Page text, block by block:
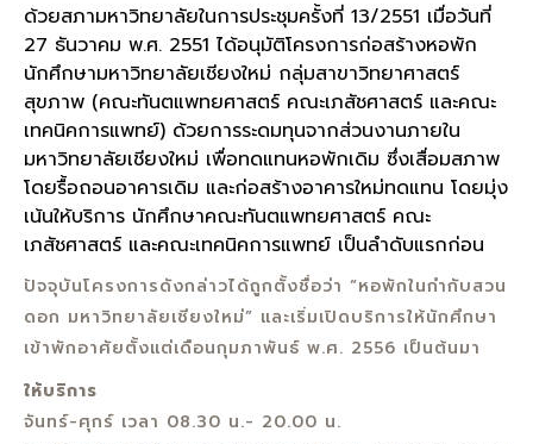
ด้วยสภามหาวิทยาลัยในการประชุมครั้งที่ 13/2551 เมื่อวันที่
27 ธันวาคม พ.ศ. 2551 ได้อนุมัติโครงการก่อสร้างหอพัก
นักศึกษามหาวิทยาลัยเชียงใหม่ กลุ่มสาขาวิทยาศาสตร์
สุขภาพ (คณะทันตแพทยศาสตร์ คณะเภสัชศาสตร์ และคณะ
เทคนิคการแพทย์) ด้วยการระดมทุนจากส่วนงานภายใน
มหาวิทยาลัยเชียงใหม่ เพื่อทดแทนหอพักเดิม ซึ่งเสื่อมสภาพ
โดยรื้อถอนอาคารเดิม และก่อสร้างอาคารใหม่ทดแทน โดยมุ่ง
เน้นให้บริการ นักศึกษาคณะทันตแพทยศาสตร์ คณะ
เภสัชศาสตร์ และคณะเทคนิคการแพทย์ เป็นลำดับแรกก่อน
ปัจจุบันโครงการดังกล่าวได้ถูกตั้งชื่อว่า “หอพักในกำกับสวน
ดอก มหาวิทยาลัยเชียงใหม่” และเริ่มเปิดบริการให้นักศึกษา
เข้าพักอาศัยตั้งแต่เดือนกุมภาพันธ์ พ.ศ. 2556 เป็นต้นมา
ให้บริการ
จันทร์-ศุกร์ เวลา 08.30 น.- 20.00 น.